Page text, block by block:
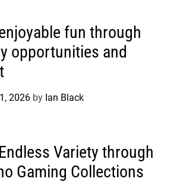
fun through
opportunities and
2026 by Ian Black
Variety through
Gaming Collections